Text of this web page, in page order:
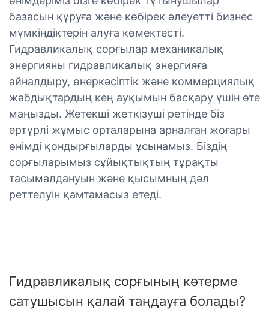
базасын құруға және көбірек әлеуетті бизнес
мүмкіндіктерін алуға көмектесті.
Гидравликалық сорғылар механикалық
энергияны гидравликалық энергияға
айналдыру, өнеркәсіптік және коммерциялық
жабдықтардың кең ауқымын басқару үшін өте
маңызды. Жетекші жеткізуші ретінде біз
әртүрлі жұмыс орталарына арналған жоғары
өнімді қондырғыларды ұсынамыз. Біздің
сорғыларымыз сұйықтықтың тұрақты
тасымалдануын және қысымның дәл
реттелуін қамтамасыз етеді.
Гидравликалық сорғының көтерме
сатушысын қалай таңдауға болады?